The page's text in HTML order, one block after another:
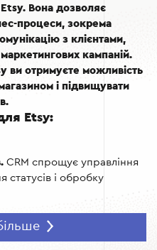
Вона дозволяє
процеси, зокрема
з клієнтами,
кампаній.
ви отримуєте можливість
і підвищувати
Etsy:
CRM спрощує управління
статусів і обробку
Відправляйте клієнтам